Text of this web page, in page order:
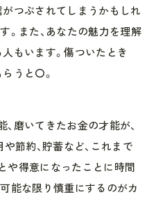
がつぶされてしまうかもしれ
。また、あなたの魅力を理解
もいます。傷ついたとき
うと〇。
磨いてきたお金の才能が、
節約、貯蓄など、これまで
や得意になったことに時間
能な限り慎重にするのがカ